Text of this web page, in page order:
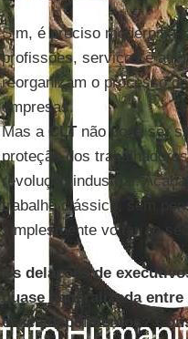
Sim, é preciso
profissões, serviços e
reorganizam o processo
empresas.
Mas a CLTnão pode ser
proteção dos
revolução industrial.
trabalho clássico, sem
simplesmente voltar ao
As delações de
quase generalizada
esses depoimentos?